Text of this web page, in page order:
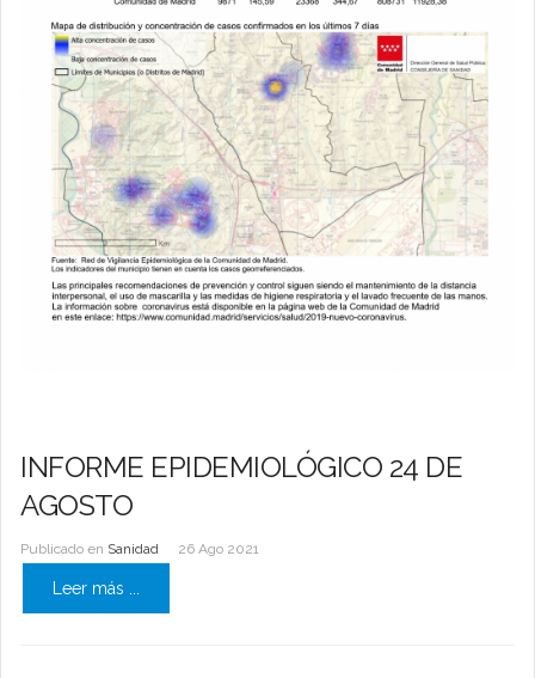
INFORME EPIDEMIOLÓGICO 24 DE
AGOSTO
Publicado en Sanidad 26 Ago 2021
Leer más ...